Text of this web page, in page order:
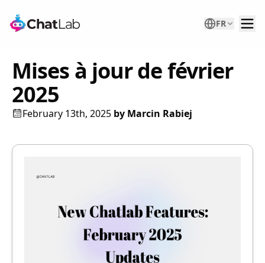
FR
Mises à jour de février
2025
February 13th, 2025 by Marcin Rabiej